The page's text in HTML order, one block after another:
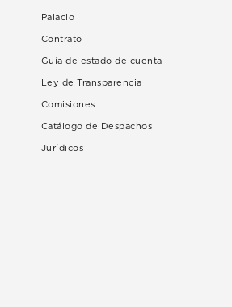
Palacio
Contrato
Guía de estado de cuenta
Ley de Transparencia
Comisiones
Catálogo de Despachos
Jurídicos